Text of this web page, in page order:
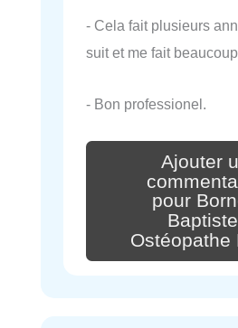
- Cela fait plusieurs
suit et me fait
- Bon professionel.
Ajouter
pour
Baptiste
Ostéopathe